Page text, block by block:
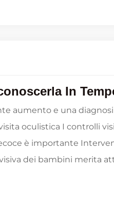
In
aumento e una
oculistica I controlli
è importante
dei bambini merita